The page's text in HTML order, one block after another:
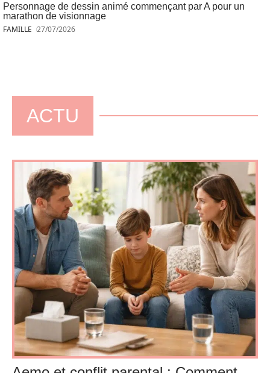
Personnage de dessin animé commençant par A pour un
marathon de visionnage
FAMILLE 27/07/2026
ACTU